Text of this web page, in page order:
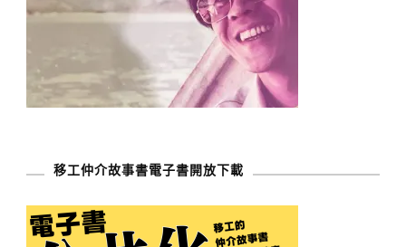
移工仲介故事書電子書開放下載